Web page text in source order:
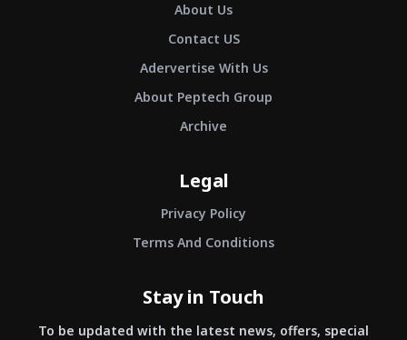
About Us
Contact US
Adervertise With Us
About Peptech Group
Archive
Legal
Privacy Policy
Terms And Conditions
Stay in Touch
To be updated with the latest news, offers, special